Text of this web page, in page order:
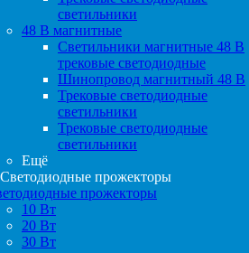
светильники
48 B магнитные
Светильники магнитные 48 В
трековые светодиодные
Шинопровод магнитный 48 В
Трековые светодиодные
светильники
Трековые светодиодные
светильники
Ещё
прожекторы
10 Вт
20 Вт
30 Вт